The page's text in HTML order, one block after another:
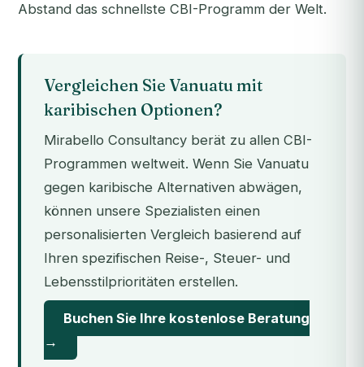
Abstand das schnellste CBI-Programm der Welt.
Vergleichen Sie Vanuatu mit
karibischen Optionen?
Mirabello Consultancy berät zu allen CBI-
Programmen weltweit. Wenn Sie Vanuatu
gegen karibische Alternativen abwägen,
können unsere Spezialisten einen
personalisierten Vergleich basierend auf
Ihren spezifischen Reise-, Steuer- und
Lebensstilprioritäten erstellen.
Buchen Sie Ihre kostenlose Beratung
→